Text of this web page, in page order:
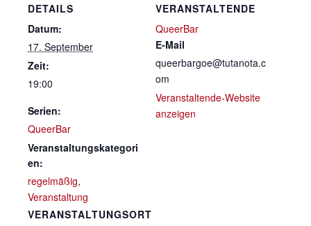
DETAILS
Datum:
17. September
Zeit:
19:00
Serien:
QueerBar
Veranstaltungskategori
en:
regelmäßig,
Veranstaltung
VERANSTALTUNGSORT
VERANSTALTENDE
QueerBar
E-Mail
queerbargoe@tutanota.c
om
Veranstaltende-Website
anzeigen